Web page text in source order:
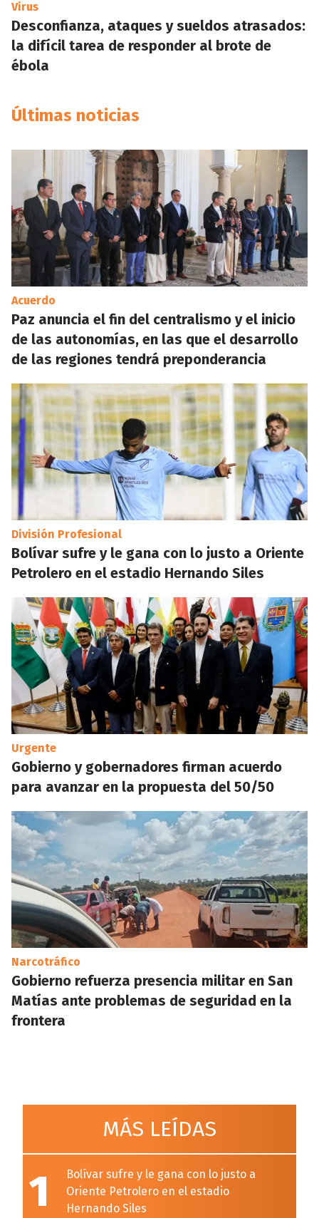
Virus
Desconfianza, ataques y sueldos atrasados:
la difícil tarea de responder al brote de
ébola
Últimas noticias
Acuerdo
Paz anuncia el fin del centralismo y el inicio
de las autonomías, en las que el desarrollo
de las regiones tendrá preponderancia
División Profesional
Bolívar sufre y le gana con lo justo a Oriente
Petrolero en el estadio Hernando Siles
Urgente
Gobierno y gobernadores firman acuerdo
para avanzar en la propuesta del 50/50
Narcotráfico
Gobierno refuerza presencia militar en San
Matías ante problemas de seguridad en la
frontera
MÁS LEÍDAS
1
Bolívar sufre y le gana con lo justo a
Oriente Petrolero en el estadio
Hernando Siles